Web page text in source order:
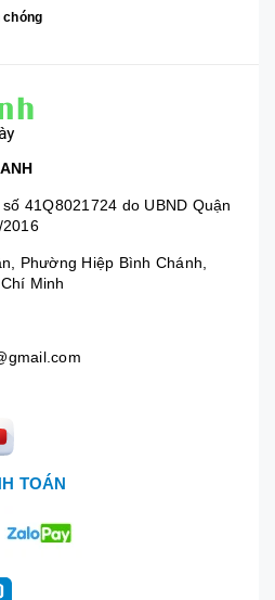
chóng
41Q8021724 do UBND Quận
Phường Hiệp Bình Chánh,
Minh
TOÁN